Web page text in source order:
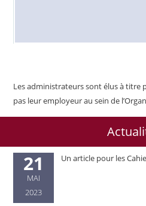
Les administrateurs sont élus à titre
pas leur employeur au sein de
21
MAI
2023
Un article pour les